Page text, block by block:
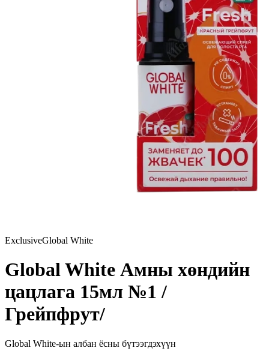
ExclusiveGlobal White
Global White Амны хөндийн
цацлага 15мл №1 /
Грейпфрут/
Global White-ын албан ёсны бүтээгдэхүүн